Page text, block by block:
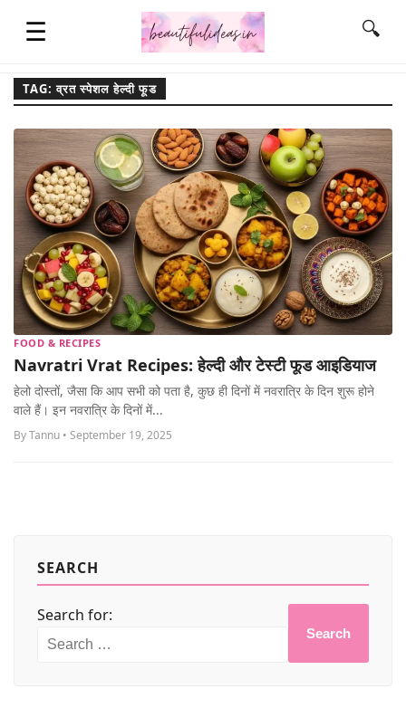
☰
QUOTES
LIFESTYLE
FASHION & STYLE
CONTACT NAME IDEAS
MORE
🔍
TAG: व्रत स्पेशल हेल्दी फूड
FOOD & RECIPES
Navratri Vrat Recipes: हेल्दी और टेस्टी फूड आइडियाज
हेलो दोस्तों, जैसा कि आप सभी को पता है, कुछ ही दिनों में नवरात्रि के दिन शुरू होने
वाले हैं। इन नवरात्रि के दिनों में...
By Tannu • September 19, 2025
SEARCH
Search for:
Search